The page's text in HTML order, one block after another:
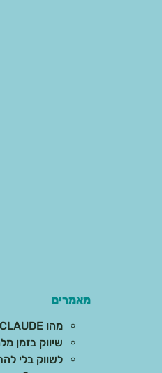
מאמרים
מהו CLAUDE?
שיווק בזמן
לשווק בלי